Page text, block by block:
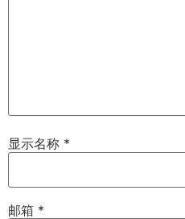
显示名称 *
邮箱 *